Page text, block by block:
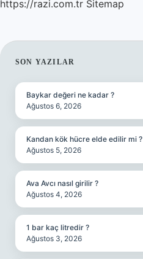
https://razi.com.tr Sitemap
SIDEBAR
SON YAZILAR
Baykar değeri ne kadar ?
Ağustos 6, 2026
Kandan kök hücre elde edilir mi ?
Ağustos 5, 2026
Ava Avcı nasıl girilir ?
Ağustos 4, 2026
1 bar kaç litredir ?
Ağustos 3, 2026